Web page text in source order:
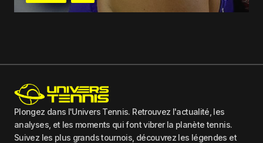
Plongez dans l'Univers Tennis. Retrouvez l'actualité, les
analyses, et les moments qui font vibrer la planète tennis.
Suivez les plus grands tournois, découvrez les légendes et